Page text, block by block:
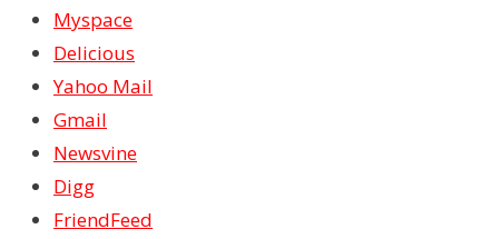
Myspace
Delicious
Yahoo Mail
Gmail
Newsvine
Digg
FriendFeed